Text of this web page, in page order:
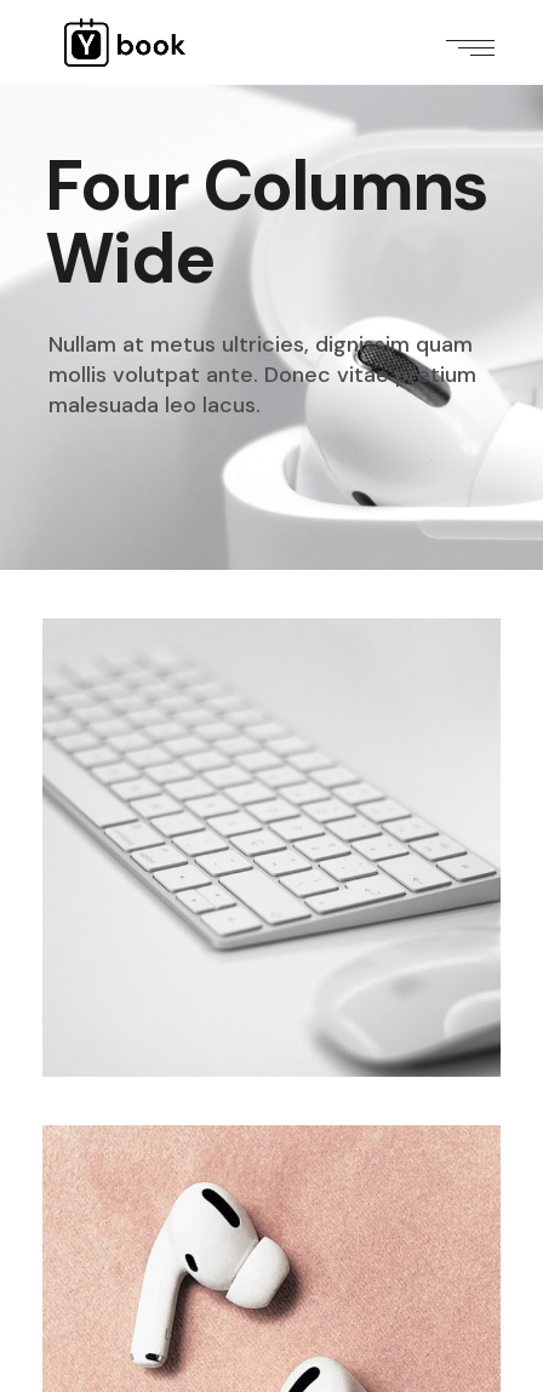
Four Columns
Wide
Nullam at metus ultricies, dignissim quam
mollis volutpat ante. Donec vitae pretium
malesuada leo lacus.
SIMPLE
Coding course
TRENDS
Our producers